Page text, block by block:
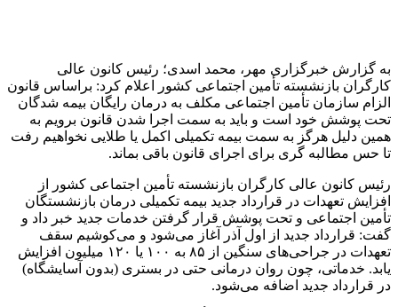
به گزارش خبرگزاری مهر، محمد اسدی؛ رئیس کانون عالی
کارگران بازنشسته تأمین اجتماعی کشور اعلام کرد: براساس قانون
الزام سازمان تأمین اجتماعی مکلف به درمان رایگان بیمه شدگان
تحت پوشش خود است و باید به سمت اجرا شدن قانون برویم به
همین دلیل هرگز به سمت بیمه تکمیلی اکمل یا طلایی نخواهیم رفت
تا حس مطالبه گری برای اجرای قانون باقی بماند.
رئیس کانون عالی کارگران بازنشسته تأمین اجتماعی کشور از
افزایش تعهدات در قرارداد جدید بیمه تکمیلی درمان بازنشستگان
تأمین اجتماعی و تحت پوشش قرار گرفتن خدمات جدید خبر داد و
گفت: قرارداد جدید از اول آذر آغاز می‌شود و می‌کوشیم سقف
تعهدات در جراحی‌های سنگین از ۸۵ به ۱۰۰ یا ۱۲۰ میلیون افزایش
یابد. خدماتی، چون روان درمانی حتی در بستری (بدون آسایشگاه)
در قرارداد جدید اضافه می‌شود.